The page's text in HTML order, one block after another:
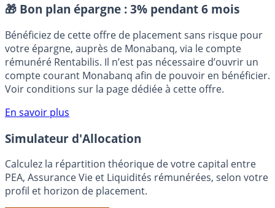
Placement sans risque
🎁 Bon plan épargne : 3% pendant 6 mois
Bénéficiez de cette offre de placement sans risque pour
votre épargne, auprès de Monabanq, via le compte
rémunéré Rentabilis. Il n’est pas nécessaire d’ouvrir un
Voir conditions sur la page dédiée à cette offre.
En savoir plus
Simulateur d'Allocation
Calculez la répartition théorique de votre capital entre